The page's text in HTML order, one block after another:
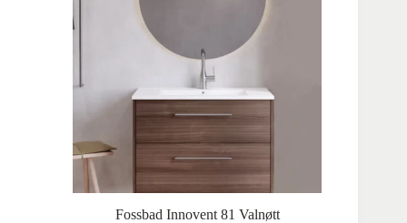
Fossbad Innovent 81 Valnøtt